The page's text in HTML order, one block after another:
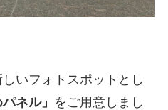
いフォトスポットとし
ネル」
をご用意しまし